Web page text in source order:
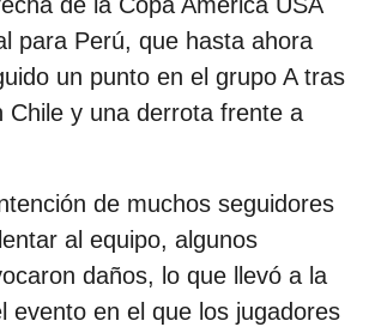
para Perú, que hasta ahora
un punto en el grupo A tras
Chile y una derrota frente a
de muchos seguidores
al equipo, algunos
daños, lo que llevó a la
evento en el que los jugadores